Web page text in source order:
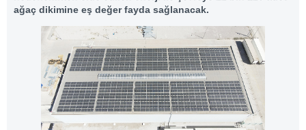
ağaç dikimine eş değer fayda sağlanacak.